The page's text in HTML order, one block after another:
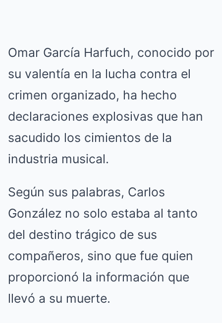
Omar García Harfuch, conocido por
su valentía en la lucha contra el
crimen organizado, ha hecho
declaraciones explosivas que han
sacudido los cimientos de la
industria musical.
Según sus palabras, Carlos
González no solo estaba al tanto
del destino trágico de sus
compañeros, sino que fue quien
proporcionó la información que
llevó a su muerte.